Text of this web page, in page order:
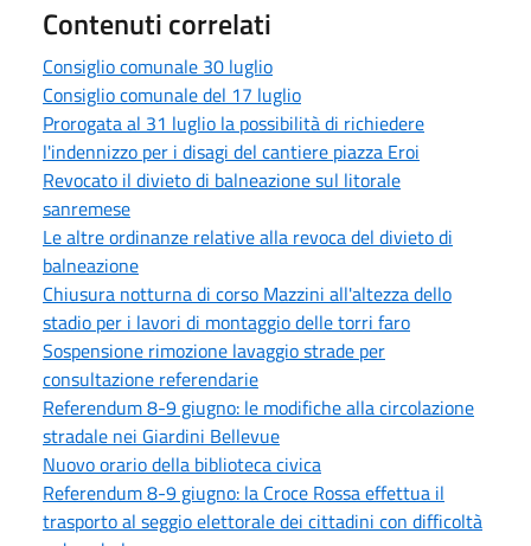
Contenuti correlati
Consiglio comunale 30 luglio
Consiglio comunale del 17 luglio
Prorogata al 31 luglio la possibilità di richiedere
l'indennizzo per i disagi del cantiere piazza Eroi
Revocato il divieto di balneazione sul litorale
sanremese
Le altre ordinanze relative alla revoca del divieto di
balneazione
Chiusura notturna di corso Mazzini all'altezza dello
stadio per i lavori di montaggio delle torri faro
Sospensione rimozione lavaggio strade per
consultazione referendarie
Referendum 8-9 giugno: le modifiche alla circolazione
stradale nei Giardini Bellevue
Nuovo orario della biblioteca civica
Referendum 8-9 giugno: la Croce Rossa effettua il
trasporto al seggio elettorale dei cittadini con difficoltà